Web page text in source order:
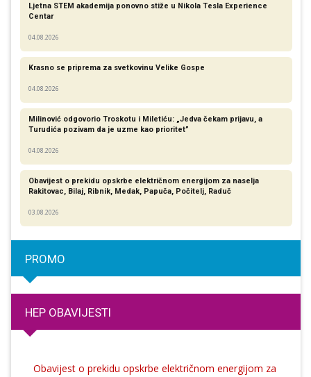
Ljetna STEM akademija ponovno stiže u Nikola Tesla Experience
Centar
04.08.2026
Krasno se priprema za svetkovinu Velike Gospe
04.08.2026
Milinović odgovorio Troskotu i Miletiću: „Jedva čekam prijavu, a
Turudića pozivam da je uzme kao prioritet”
04.08.2026
Obavijest o prekidu opskrbe električnom energijom za naselja
Rakitovac, Bilaj, Ribnik, Medak, Papuča, Počitelj, Raduč
03.08.2026
PROMO
HEP OBAVIJESTI
Obavijest o prekidu opskrbe električnom energijom za